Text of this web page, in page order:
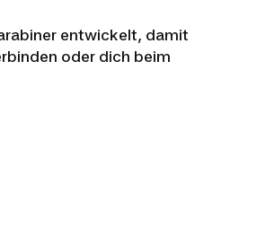
entwickelt, damit
oder dich beim